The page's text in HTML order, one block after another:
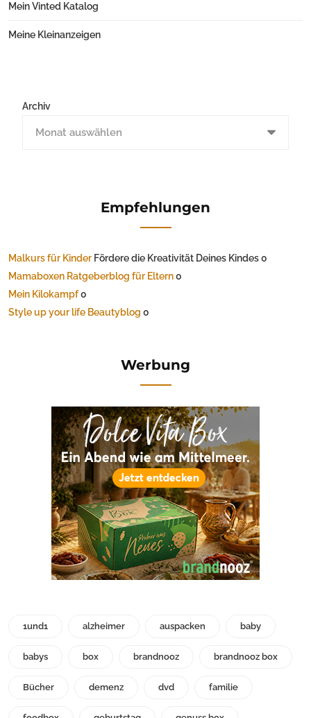
Mein Vinted Katalog
Meine Kleinanzeigen
Archiv
Empfehlungen
Malkurs für Kinder Fördere die Kreativität Deines Kindes 0
Mamaboxen Ratgeberblog für Eltern0
Mein Kilokampf0
Style up your life Beautyblog 0
Werbung
1und1 alzheimer auspacken baby
babys box brandnooz brandnooz box
Bücher demenz dvd familie